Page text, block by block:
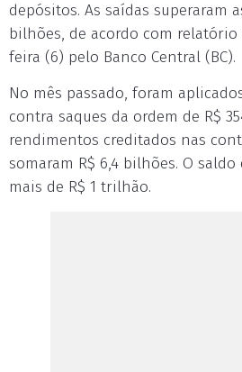
depósitos. As saídas superaram
bilhões, de acordo com
feira (6) pelo Banco Central (BC).
No mês passado, foram
contra saques da ordem de R$
rendimentos creditados nas
somaram R$ 6,4 bilhões. O
mais de R$ 1 trilhão.